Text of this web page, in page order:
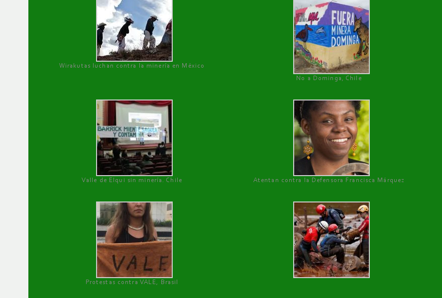
Wirakutas luchan contra la minería en México
No a Dominga, Chile
Valle de Elqui sin minería. Chile Atentan contra la Defensora Francisca Márquez
Protestas contra VALE, Brasil